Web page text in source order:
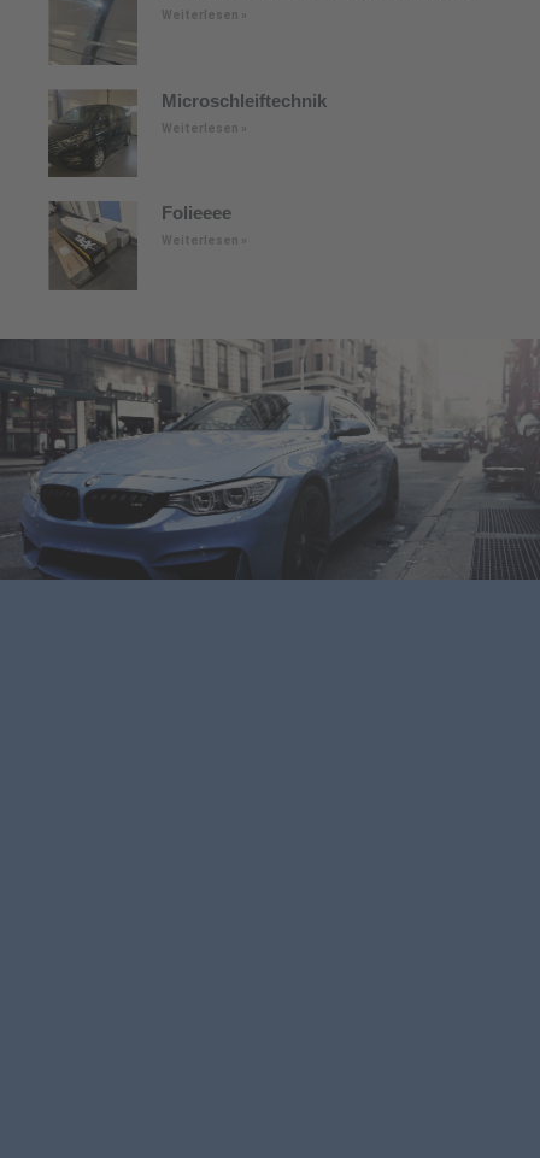
Weiterlesen »
Microschleiftechnik
Weiterlesen »
Folieeee
Weiterlesen »